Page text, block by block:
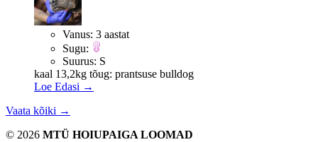
Vanus: 3 aastat
Sugu:
Suurus: S
kaal 13,2kg tõug: prantsuse bulldog
Loe Edasi →
Vaata kõiki →
© 2026 MTÜ HOIUPAIGA LOOMAD